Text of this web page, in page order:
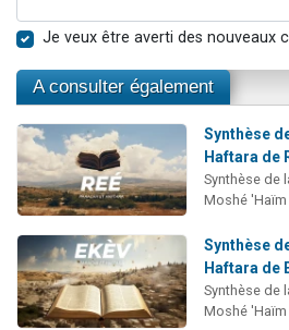
Je veux être averti des nouveaux
A consulter également
Synthèse
Haftara de
Synthèse de
Moshé 'Haïm
Synthèse
Haftara de
Synthèse de
Moshé 'Haïm